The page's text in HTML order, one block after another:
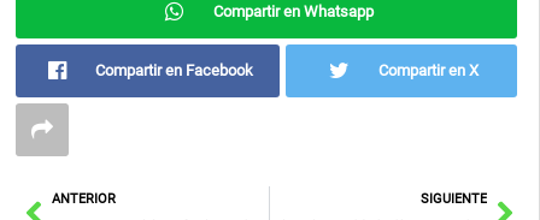
Compartir en Whatsapp
Compartir en Facebook Compartir en X
AntANTERIOR SIGUIENTE